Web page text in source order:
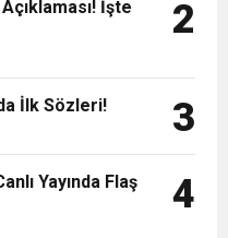
Maliyetini
İşte
2
İlk Sözleri! 3
Yayında Flaş
4